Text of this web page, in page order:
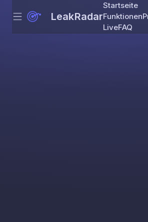
Skip to
Menu LeakRadar
Startseite
Funktionen
LiveFAQ